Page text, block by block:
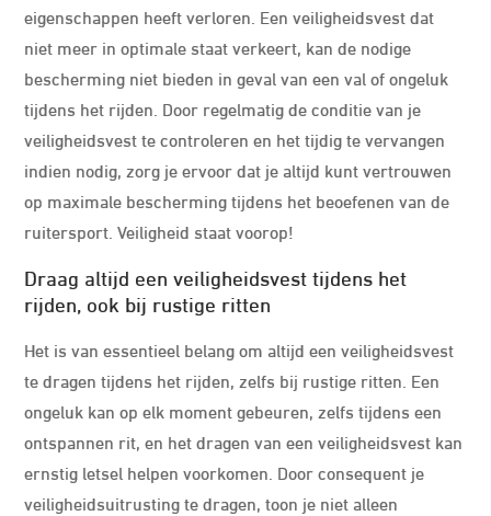
eigenschappen heeft verloren. Een veiligheidsvest dat
niet meer in optimale staat verkeert, kan de nodige
bescherming niet bieden in geval van een val of ongeluk
tijdens het rijden. Door regelmatig de conditie van je
veiligheidsvest te controleren en het tijdig te vervangen
indien nodig, zorg je ervoor dat je altijd kunt vertrouwen
op maximale bescherming tijdens het beoefenen van de
ruitersport. Veiligheid staat voorop!
Draag altijd een veiligheidsvest tijdens het
rijden, ook bij rustige ritten
Het is van essentieel belang om altijd een veiligheidsvest
te dragen tijdens het rijden, zelfs bij rustige ritten. Een
ongeluk kan op elk moment gebeuren, zelfs tijdens een
ontspannen rit, en het dragen van een veiligheidsvest kan
ernstig letsel helpen voorkomen. Door consequent je
veiligheidsuitrusting te dragen, toon je niet alleen